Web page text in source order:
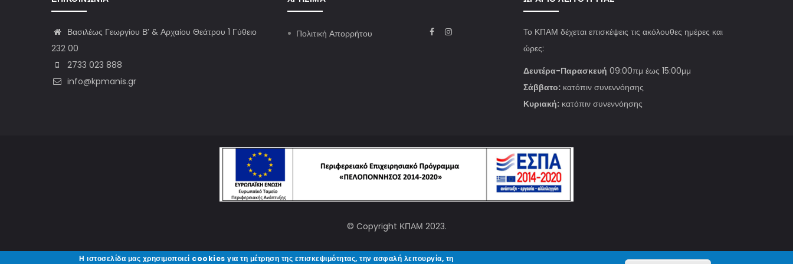
Βασιλέως Γεωργίου Β’ & Αρχαίου Θεάτρου 1 Γύθειο
232 00
2733 023 888
info@kpmanis.gr
Πολιτική Απορρήτου
Το ΚΠΑΜ δέχεται επισκέψεις τις ακόλουθες ημέρες και
ώρες:
Δευτέρα-Παρασκευή 09:00πμ έως 15:00μμ
Σάββατο:κατόπιν συνεννόησης
Κυριακή:κατόπιν συνεννόησης
© Copyright ΚΠΑΜ 2023.
Designed and Developed by
Η ιστοσελίδα μας χρησιμοποιεί cookies για τη μέτρηση της επισκεψιμότητας, την ασφαλή λειτουργία, τη